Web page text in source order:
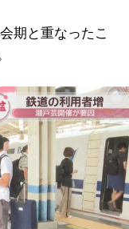
期と重なったこ